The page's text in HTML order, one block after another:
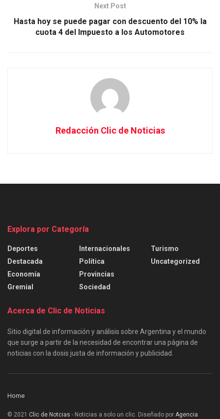
Next Post
Hasta hoy se puede pagar con descuento del 10% la
cuota 4 del Impuesto a los Automotores
Redacción Clic de Noticias
Explora por Categoría
Deportes
Destacada
Economía
Gremial
Internacionales
Política
Provincias
Sociedad
Turismo
Uncategorized
Acerca de Clic de Noticias
Sitio digital de información y análisis sobre Argentina y el mundo
que surge a partir de la necesidad de encontrar una página de
noticias con la dosis justa de información y publicidad.
Home
© 2021 Clic de Notcias - Noticias a solo un clic. Diseñado por Agencia